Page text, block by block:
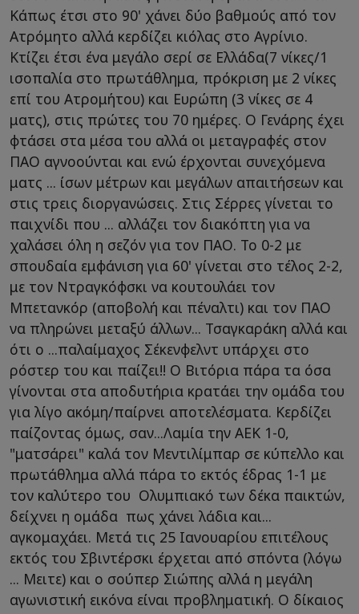
Κάπως έτσι στο 90' χάνει δύο βαθμούς από τον
Ατρόμητο αλλά κερδίζει κιόλας στο Αγρίνιο.
Κτίζει έτσι ένα μεγάλο σερί σε Ελλάδα(7 νίκες/1
ισοπαλία στο πρωτάθλημα, πρόκριση με 2 νίκες
επί του Ατρομήτου) και Ευρώπη (3 νίκες σε 4
ματς), στις πρώτες του 70 ημέρες. Ο Γενάρης έχει
φτάσει στα μέσα του αλλά οι μεταγραφές στον
ΠΑΟ αγνοούνται και ενώ έρχονται συνεχόμενα
ματς ... ίσων μέτρων και μεγάλων απαιτήσεων και
στις τρεις διοργανώσεις. Στις Σέρρες γίνεται το
παιχνίδι που ... αλλάζει τον διακόπτη για να
χαλάσει όλη η σεζόν για τον ΠΑΟ. Το 0-2 με
σπουδαία εμφάνιση για 60' γίνεται στο τέλος 2-2,
με τον Ντραγκόφσκι να κουτουλάει τον
Μπετανκόρ (αποβολή και πέναλτι) και τον ΠΑΟ
να πληρώνει μεταξύ άλλων... Τσαγκαράκη αλλά και
ότι ο ...παλαίμαχος Σέκενφελντ υπάρχει στο
ρόστερ του και παίζει!! Ο Βιτόρια πάρα τα όσα
γίνονται στα αποδυτήρια κρατάει την ομάδα του
για λίγο ακόμη/παίρνει αποτελέσματα. Κερδίζει
παίζοντας όμως, σαν...Λαμία την ΑΕΚ 1-0,
"ματσάρει" καλά τον Μεντιλίμπαρ σε κύπελλο και
πρωτάθλημα αλλά πάρα το εκτός έδρας 1-1 με
τον καλύτερο του Ολυμπιακό των δέκα παικτών,
δείχνει η ομάδα πως χάνει λάδια και...
αγκομαχάει. Μετά τις 25 Ιανουαρίου επιτέλους
εκτός του Σβιντέρσκι έρχεται από σπόντα (λόγω
... Μειτε) και ο σούπερ Σιώπης αλλά η μεγάλη
αγωνιστική εικόνα είναι προβληματική. Ο δίκαιος